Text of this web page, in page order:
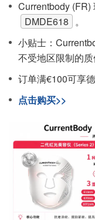
Currentbody (FR)
DMDE618 。
小贴士：
不受地区限制的质
订单满€100可享
点击购买>>